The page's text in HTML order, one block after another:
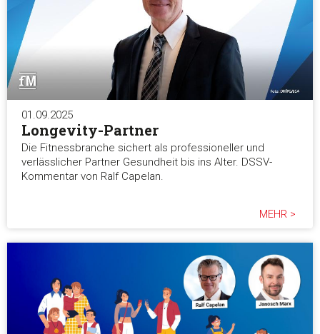
01.09.2025
Longevity-Partner
Die Fitnessbranche sichert als professioneller und
verlässlicher Partner Gesundheit bis ins Alter. DSSV-
Kommentar von Ralf Capelan.
MEHR >